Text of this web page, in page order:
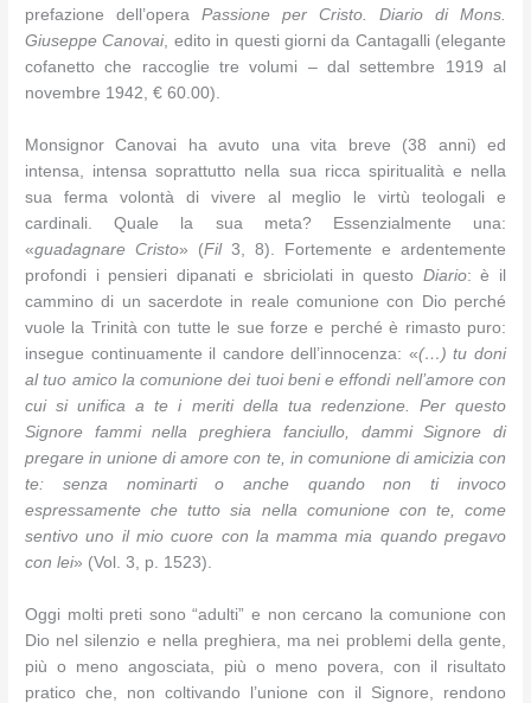
prefazione dell’operaPassione per Cristo. Diario di Mons.
Giuseppe Canovai, edito in questi giorni da Cantagalli (elegante
cofanetto che raccoglie tre volumi ‒ dal settembre 1919 al
novembre 1942, € 60.00).
Monsignor Canovai ha avuto una vita breve (38 anni) ed
intensa, intensa soprattutto nella sua ricca spiritualità e nella
sua ferma volontà di vivere al meglio le virtù teologali e
cardinali. Quale la sua meta? Essenzialmente una:
«guadagnare Cristo» (Fil3, 8). Fortemente e ardentemente
profondi i pensieri dipanati e sbriciolati in questo Diario: è il
cammino di un sacerdote in reale comunione con Dio perché
vuole la Trinità con tutte le sue forze e perché è rimasto puro:
insegue continuamente il candore dell’innocenza: «(…) tu doni
al tuo amico la comunione dei tuoi beni e effondi nell’amore con
cui si unifica a te i meriti della tua redenzione. Per questo
Signore fammi nella preghiera fanciullo, dammi Signore di
pregare in unione di amore con te, in comunione di amicizia con
te: senza nominarti o anche quando non ti invoco
espressamente che tutto sia nella comunione con te, come
sentivo uno il mio cuore con la mamma mia quando pregavo
con lei» (Vol. 3, p. 1523).
Oggi molti preti sono “adulti” e non cercano la comunione con
Dio nel silenzio e nella preghiera, ma nei problemi della gente,
più o meno angosciata, più o meno povera, con il risultato
pratico che, non coltivando l’unione con il Signore, rendono